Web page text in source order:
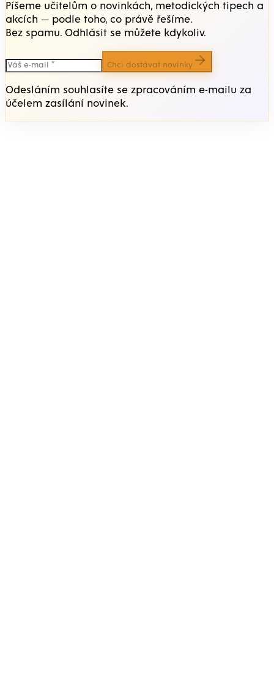
Píšeme učitelům o novinkách, metodických tipech a
akcích — podle toho, co právě řešíme.
Bez spamu. Odhlásit se můžete kdykoliv.
Chci dostávat novinky
Odesláním souhlasíte se zpracováním e-mailu za
účelem zasílání novinek.